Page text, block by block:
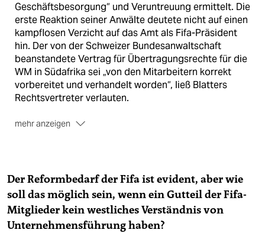
Geschäftsbesorgung“ und Veruntreuung ermittelt. Die
erste Reaktion seiner Anwälte deutete nicht auf einen
kampflosen Verzicht auf das Amt als Fifa-Präsident
hin. Der von der Schweizer Bundesanwaltschaft
beanstandete Vertrag für Übertragungsrechte für die
WM in Südafrika sei „von den Mitarbeitern korrekt
vorbereitet und verhandelt worden“, ließ Blatters
Rechtsvertreter verlauten.
mehr anzeigen
Blatter werden. Der 60-Jährige muss nun aber
erklären, warum er für Dienste zwischen 1999 und
2002 erst neun Jahre später, 2011, von seinem
früheren Intimus Blatter bezahlt wurde. In jenem Jahr
unterstützten die Uefa-Verbände Blatter im
Der Reformbedarf der Fifa ist evident, aber wie
soll das möglich sein, wenn ein Gutteil der Fifa-
Mitglieder kein westliches Verständnis von
Unternehmensführung haben?